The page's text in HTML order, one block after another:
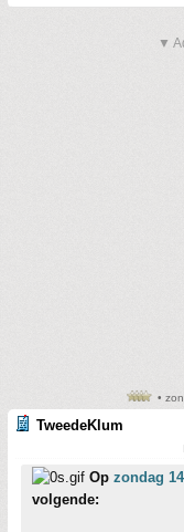
▼
•
TweedeKlum
Op zondag
volgende: